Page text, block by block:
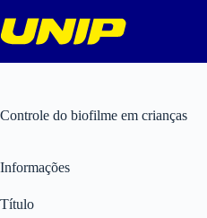
para
o
Controle do biofilme em crianças
Informações
Título